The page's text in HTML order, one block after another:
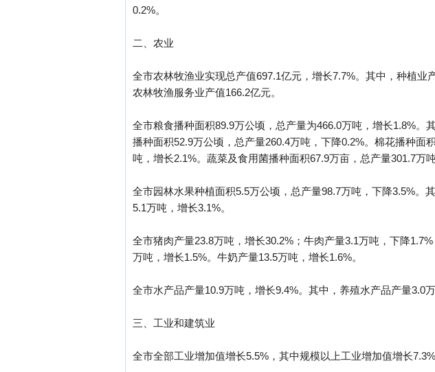
0.2%。
二、农业
全市农林牧渔业实现总产值697.1亿元，增长7.7%。其中，种植业
农林牧渔服务业产值166.2亿元。
全市粮食播种面积89.9万公顷，总产量为466.0万吨，增长1.8%
播种面积52.9万公顷，总产量260.4万吨，下降0.2%。棉花播种面
吨，增长2.1%。蔬菜及食用菌播种面积67.9万亩，总产量301.7万
全市园林水果种植面积5.5万公顷，总产量98.7万吨，下降3.5%。
5.1万吨，增长3.1%。
全市猪肉产量23.8万吨，增长30.2%；牛肉产量3.1万吨，下降
万吨，增长1.5%。牛奶产量13.5万吨，增长1.6%。
全市水产品产量10.9万吨，增长9.4%。其中，养殖水产品产量3.0
三、工业和建筑业
全市全部工业增加值增长5.5%，其中规模以上工业增加值增长7.3%